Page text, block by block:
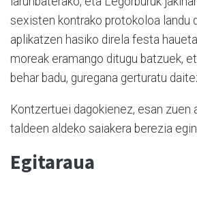
sexisten kontrako protokoloa landu
aplikatzen hasiko direla festa
moreak eramango ditugu batzuek,
behar badu, guregana gerturatu
Kontzertuei dagokienez, esan zuen
taldeen aldeko saiakera berezia
Egitaraua